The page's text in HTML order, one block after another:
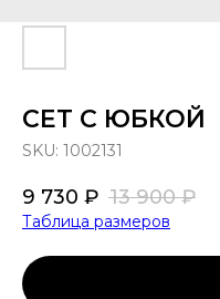
СЕТ С ЮБКОЙ
SKU: 1002131
9 730 ₽ 13 900 ₽
Таблица размеров